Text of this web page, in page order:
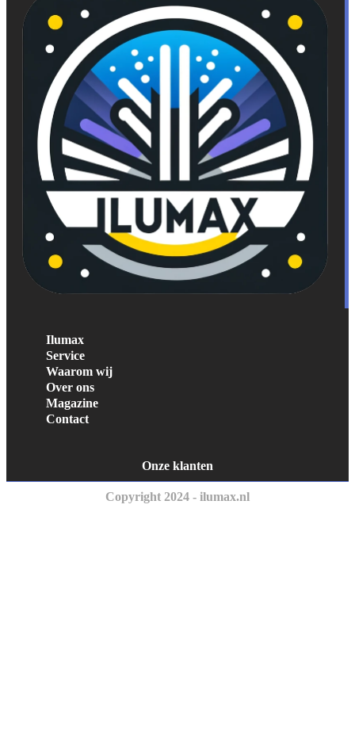
Ilumax
Service
Waarom wij
Over ons
Magazine
Contact
Onze klanten
Copyright 2024 - ilumax.nl